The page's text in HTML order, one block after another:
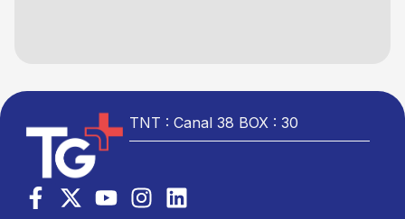
TNT : Canal 38 BOX : 30